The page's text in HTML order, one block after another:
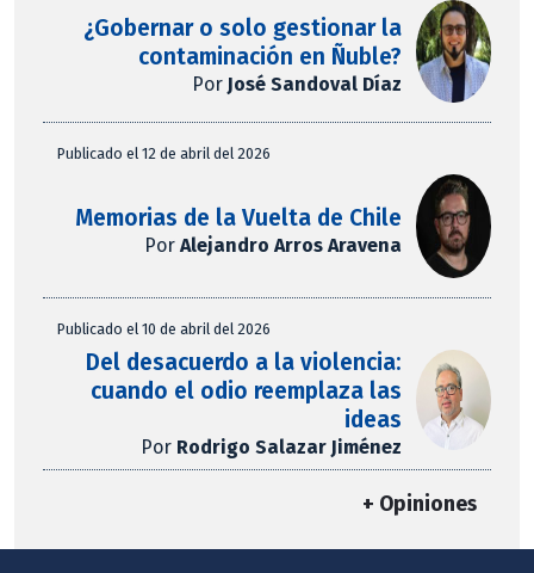
¿Gobernar o solo gestionar la
contaminación en Ñuble?
Por José Sandoval Díaz
Publicado el 12 de abril del 2026
Memorias de la Vuelta de Chile
PorAlejandro Arros Aravena
Publicado el 10 de abril del 2026
Del desacuerdo a la violencia:
cuando el odio reemplaza las
ideas
Por Rodrigo Salazar Jiménez
+ Opiniones